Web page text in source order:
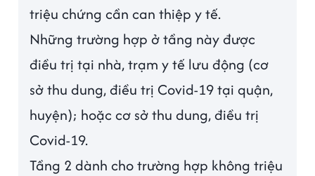
triệu chứng cần can thiệp y tế.
Những trường hợp ở tầng này được
điều trị tại nhà, trạm y tế lưu động (cơ
sở thu dung, điều trị Covid-19 tại quận,
huyện); hoặc cơ sở thu dung, điều trị
Covid-19.
Tầng 2 dành cho trường hợp không triệu